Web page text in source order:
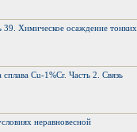
39. Химическое осаждение тонких
Сu-1%Сr. Часть 2. Связь
неравновесной